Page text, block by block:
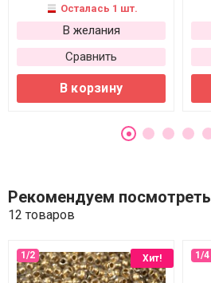
Осталась 1 шт.
В желания
Сравнить
В корзину
Рекомендуем посмотреть
12 товаров
Хит!